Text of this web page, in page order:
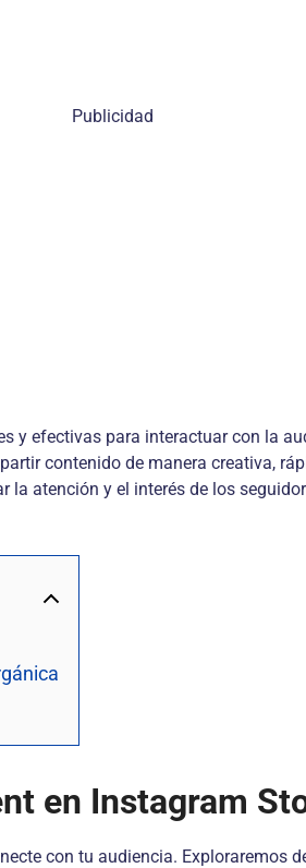
Publicidad
efectivas para interactuar con la
contenido de manera creativa,
la atención y el interés de los
en Instagram
con tu audiencia.